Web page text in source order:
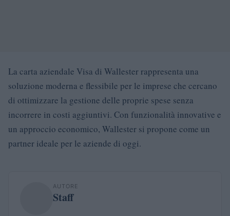
La carta aziendale Visa di Wallester rappresenta una
soluzione moderna e flessibile per le imprese che cercano
di ottimizzare la gestione delle proprie spese senza
incorrere in costi aggiuntivi. Con funzionalità innovative e
un approccio economico, Wallester si propone come un
partner ideale per le aziende di oggi.
AUTORE
Staff